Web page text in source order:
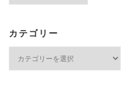
ブ
カテゴリー